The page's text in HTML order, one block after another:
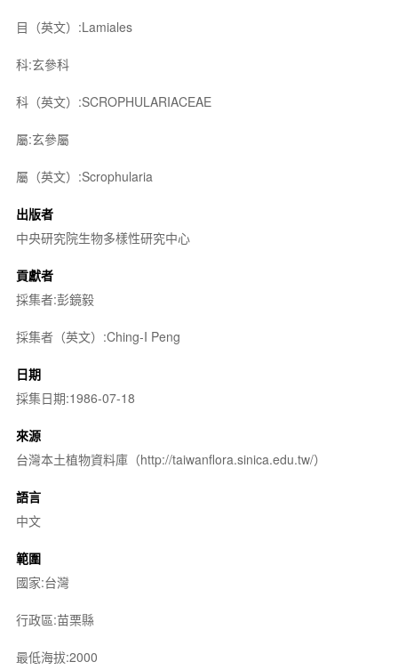
目（英文）:Lamiales
科:玄參科
科（英文）:SCROPHULARIACEAE
屬:玄參屬
屬（英文）:Scrophularia
出版者
中央研究院生物多樣性研究中心
貢獻者
採集者:彭鏡毅
採集者（英文）:Ching-I Peng
日期
採集日期:1986-07-18
來源
台灣本土植物資料庫（http://taiwanflora.sinica.edu.tw/）
語言
中文
範圍
國家:台灣
行政區:苗栗縣
最低海拔:2000